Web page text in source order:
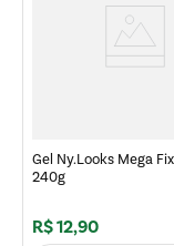
Gel Ny.Looks Mega
240g
R$12,90